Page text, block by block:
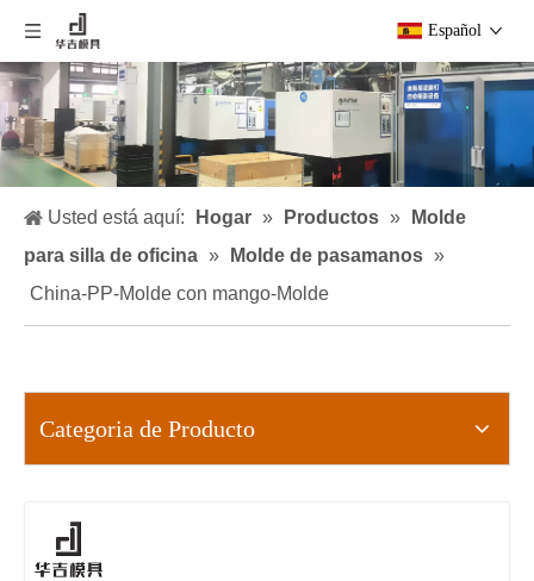
Español
Usted está aquí: Hogar » Productos »
Molde
para silla de oficina » Molde de pasamanos »
China-PP-Molde con mango-Molde
Categoria de Producto